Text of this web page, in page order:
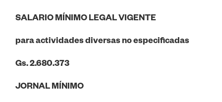
SALARIO MÍNIMO LEGAL VIGENTE
para actividades diversas no especificadas
Gs. 2.680.373
JORNAL MÍNIMO